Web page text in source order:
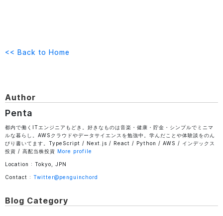
<< Back to Home
Author
Penta
都内で働くITエンジニアもどき。好きなものは音楽・健康・貯金・シンプルでミニマ
ルな暮らし。AWSクラウドやデータサイエンスを勉強中。学んだことや体験談をのん
びり書いてます。TypeScript / Next.js / React / Python / AWS / インデックス
投資 / 高配当株投資 More profile
Location : Tokyo, JPN
Contact : Twitter@penguinchord
Blog Category